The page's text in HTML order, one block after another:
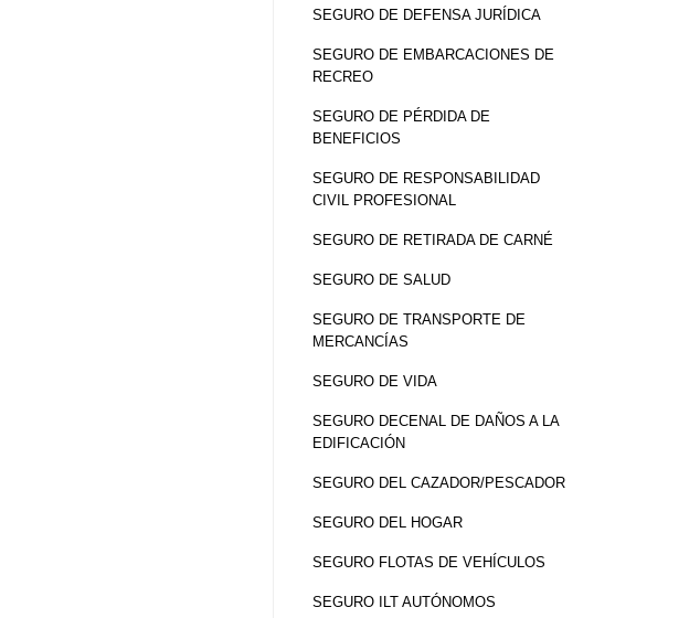
SEGURO DE DEFENSA JURÍDICA
SEGURO DE EMBARCACIONES DE
RECREO
SEGURO DE PÉRDIDA DE
BENEFICIOS
SEGURO DE RESPONSABILIDAD
CIVIL PROFESIONAL
SEGURO DE RETIRADA DE CARNÉ
SEGURO DE SALUD
SEGURO DE TRANSPORTE DE
MERCANCÍAS
SEGURO DE VIDA
SEGURO DECENAL DE DAÑOS A LA
EDIFICACIÓN
SEGURO DEL CAZADOR/PESCADOR
SEGURO DEL HOGAR
SEGURO FLOTAS DE VEHÍCULOS
SEGURO ILT AUTÓNOMOS